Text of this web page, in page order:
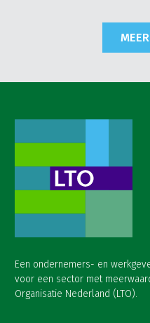
Een ondernemers- en
voor een sector met
Organisatie Nederland (LTO).